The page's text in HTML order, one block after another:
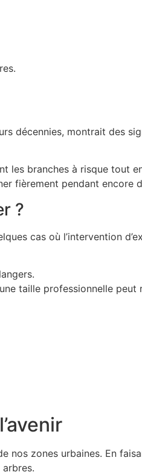
décennies, montrait des
les branches à risque tout
fièrement pendant encore
?
cas où l’intervention
taille professionnelle peut
nos zones urbaines. En